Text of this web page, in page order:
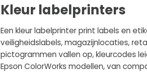
Kleur labelprinters
Een kleur labelprinter print labels en
veiligheidslabels, magazijnlocaties,
pictogrammen vallen op, kleurcodes
Epson ColorWorks modellen, van